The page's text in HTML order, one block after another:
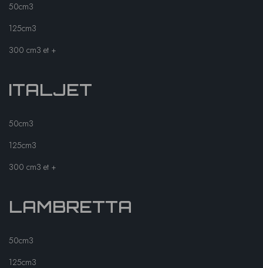
50cm3
125cm3
300 cm3 et +
ITALJET
50cm3
125cm3
300 cm3 et +
LAMBRETTA
50cm3
125cm3